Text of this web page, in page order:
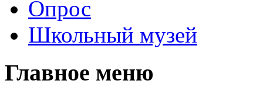
Опрос
Школьный музей
Главное меню